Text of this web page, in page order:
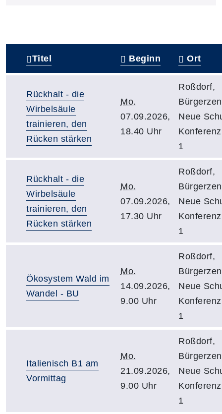
Titel Beginn Ort
Rückhalt - die
Wirbelsäule
trainieren, den
Rücken stärken
Mo.
07.09.2026,
18.40 Uhr
Roßdorf,
Neue
1
Rückhalt - die
Wirbelsäule
trainieren, den
Rücken stärken
Mo.
07.09.2026,
17.30 Uhr
Roßdorf,
Neue
1
Ökosystem Wald im
Wandel - BU
Mo.
14.09.2026,
9.00 Uhr
Roßdorf,
Neue
1
Italienisch B1 am
Vormittag
Mo.
21.09.2026,
9.00 Uhr
Roßdorf,
Neue
1